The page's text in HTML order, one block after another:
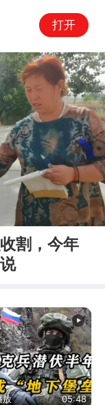
打开
02:58
割，今年
放 05:48